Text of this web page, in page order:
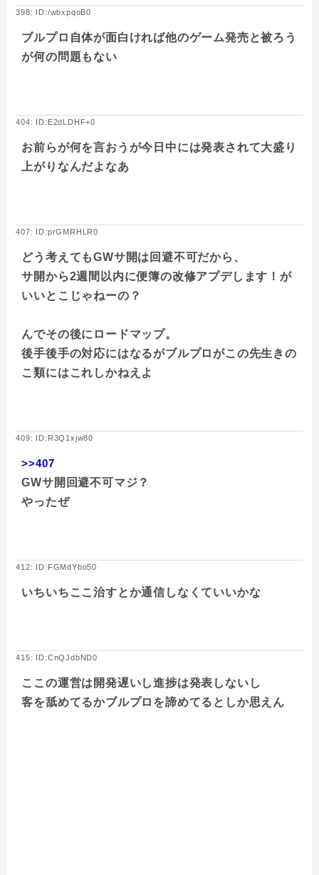
398: ID:/wbxpqoB0
ブルプロ自体が面白ければ他のゲーム発売と被ろう
が何の問題もない
404: ID:E2dLDHF+0
お前らが何を言おうが今日中には発表されて大盛り
上がりなんだよなあ
407: ID:prGMRHLR0
どう考えてもGWサ開は回避不可だから、
サ開から2週間以内に便簿の改修アプデします！が
いいとこじゃねーの？
んでその後にロードマップ。
後手後手の対応にはなるがブルプロがこの先生きの
こ類にはこれしかねえよ
409: ID:R3Q1xjw80
>>407
GWサ開回避不可マジ？
やったぜ
412: ID:FGMdYbo50
いちいちここ治すとか通信しなくていいかな
415: ID:CnQJdbND0
ここの運営は開発遅いし進捗は発表しないし
客を舐めてるかブルプロを諦めてるとしか思えん